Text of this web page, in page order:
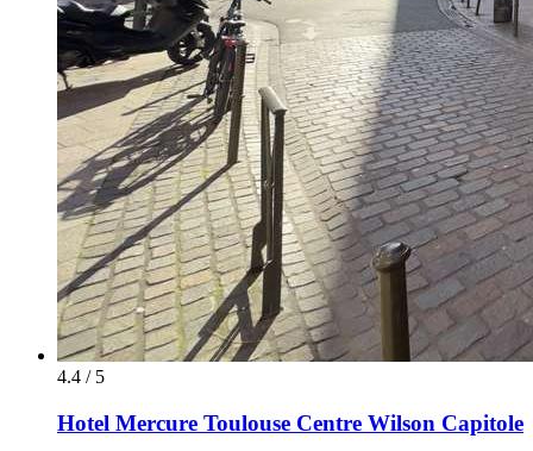
4.4 / 5
Hotel Mercure Toulouse Centre Wilson Capitole